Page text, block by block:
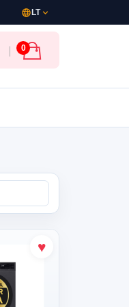
language LTexpand_more
0